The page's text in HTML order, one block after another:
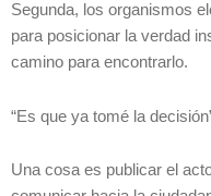
Segunda, los organismos
para posicionar la verdad
camino para encontrarlo.
“Es que ya tomé la
Una cosa es publicar el